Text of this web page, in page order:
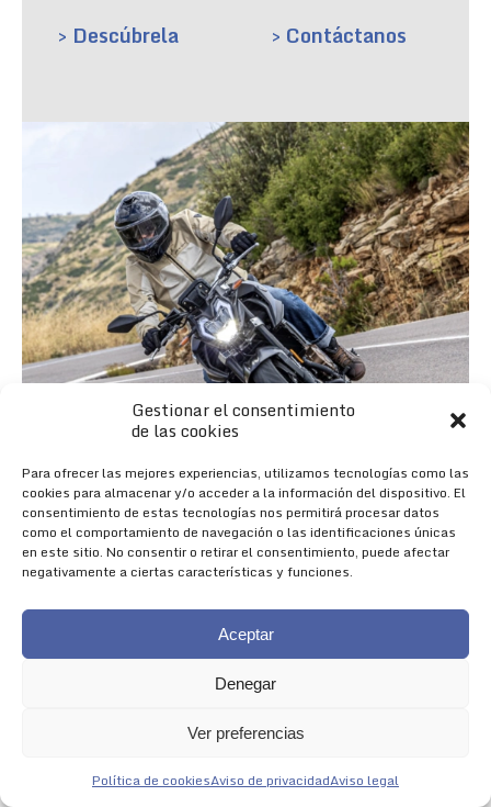
Gestionar el consentimiento
de las cookies
Para ofrecer las mejores experiencias, utilizamos tecnologías como las
cookies para almacenar y/o acceder a la información del dispositivo. El
consentimiento de estas tecnologías nos permitirá procesar datos
como el comportamiento de navegación o las identificaciones únicas
en este sitio. No consentir o retirar el consentimiento, puede afectar
negativamente a ciertas características y funciones.
Aceptar
Denegar
Ver preferencias
Política de cookiesAviso de privacidadAviso legal
> Descúbrela > Contáctanos
NACIDA PARA IMPRESIONAR